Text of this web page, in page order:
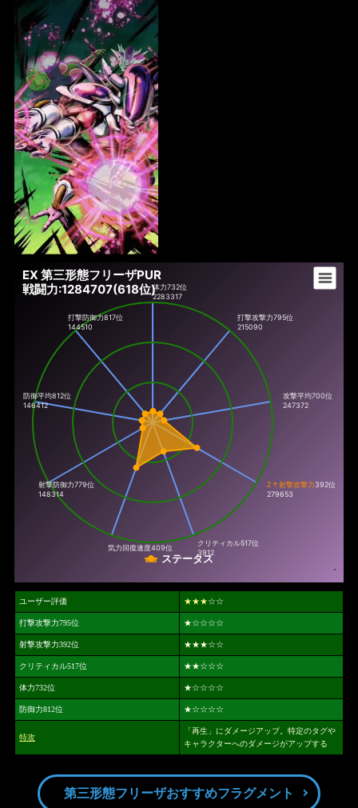
EX 第三形態フリーザPUR
戦闘力:1284707(618位)
ステータス
体力732位
2283317
打撃攻撃力795位
215090
攻撃平均700位
247372
Z↑射撃攻撃力392位
279653
クリティカル517位
3912
気力回復速度409位
射撃防御力779位
148314
防御平均812位
146412
打撃防御力817位
144510
ユーザー評価 ★★★☆☆
打撃攻撃力795位 ★☆☆☆☆
射撃攻撃力392位 ★★★☆☆
クリティカル517位 ★★☆☆☆
体力732位 ★☆☆☆☆
防御力812位 ★☆☆☆☆
特攻
「再生」にダメージアップ。特定のタグや
キャラクターへのダメージがアップする
第三形態フリーザおすすめフラグメント